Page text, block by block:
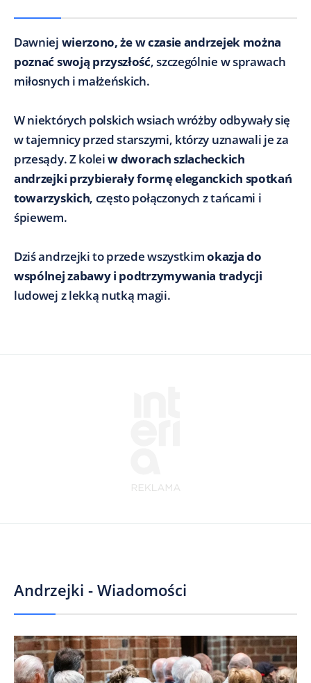
Dawniej wierzono, że w czasie andrzejek można
poznać swoją przyszłość, szczególnie w sprawach
miłosnych i małżeńskich.
W niektórych polskich wsiach wróżby odbywały się
w tajemnicy przed starszymi, którzy uznawali je za
przesądy. Z koleiw dworach szlacheckich
andrzejki przybierały formę eleganckich spotkań
towarzyskich, często połączonych z tańcami i
śpiewem.
Dziś andrzejki to przede wszystkimokazja do
wspólnej zabawy i podtrzymywania tradycji
ludowej z lekką nutką magii.
Andrzejki - Wiadomości